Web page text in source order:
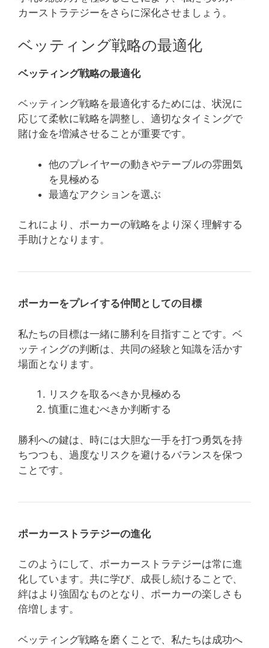
カーストラテジーをさらに深化させましょう。
ベッティング戦略の最適化
ベッティング戦略の最適化
ベッティング戦略を最適化するためには、状況に
応じて柔軟に戦略を調整し、適切なタイミングで
賭け金を増減させることが重要です。
他のプレイヤーの動きやテーブルの雰囲気
を見極める
最適なアクションを選ぶ
これにより、ポーカーの戦略をより深く理解する
手助けとなります。
ポーカーをプレイする仲間としての目標
私たちの目標は一緒に勝利を目指すことです。ベ
ッティングの判断は、共同の経験と知識を活かす
場面となります。
リスクを取るべきか見極める
慎重に進むべきか判断する
勝利への鍵は、時には大胆な一手を打つ勇気を持
ちつつも、過度なリスクを避けるバランスを保つ
ことです。
ポーカーストラテジーの進化
このようにして、ポーカーストラテジーは常に進
化しています。共に学び、成長し続けることで、
絆はより強固なものとなり、ポーカーの楽しさも
倍増します。
ベッティング戦略を磨くことで、私たちは成功へ